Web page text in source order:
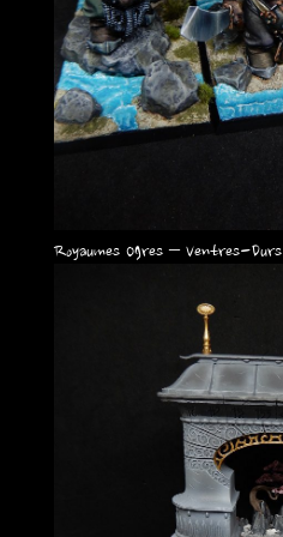
Royaumes Ogres – Ventres-Durs